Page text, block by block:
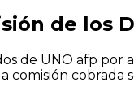
de los
de UNO afp
comisión cobrada